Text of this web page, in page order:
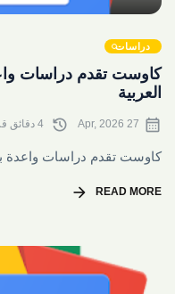
دراسات
كاوست تقدم دراسات
العربية
calendar_month
27 Apr, 2026
history
كاوست تقدم دراسات واعدة
READ MORE
arrow_forward